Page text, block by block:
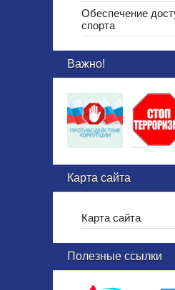
Обеспечение
спорта
Важно!
Карта сайта
Карта сайта
Полезные ссылки